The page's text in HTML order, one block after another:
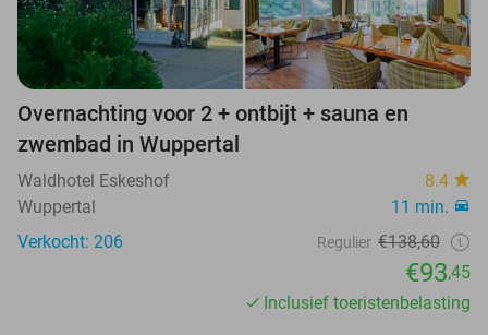
Overnachting voor 2 + ontbijt + sauna en
zwembad in Wuppertal
Waldhotel Eskeshof
8.4
Wuppertal
11 min.
Verkocht: 206
Regulier €138,60
€93,45
Inclusief toeristenbelasting